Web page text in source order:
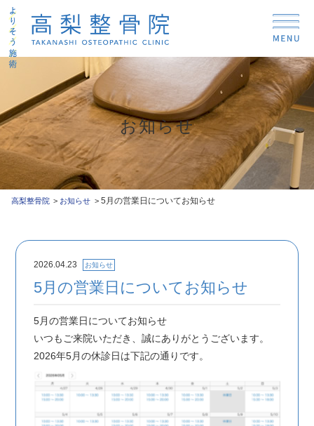
お知らせ
高梨整骨院 お知らせ 5月の営業日についてお知らせ
2026.04.23 お知らせ
5月の営業日についてお知らせ
5月の営業日についてお知らせ
いつもご来院いただき、誠にありがとうございます。
2026年5月の休診日は下記の通りです。